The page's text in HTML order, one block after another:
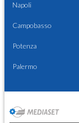
Napoli
Campobasso
Potenza
Palermo